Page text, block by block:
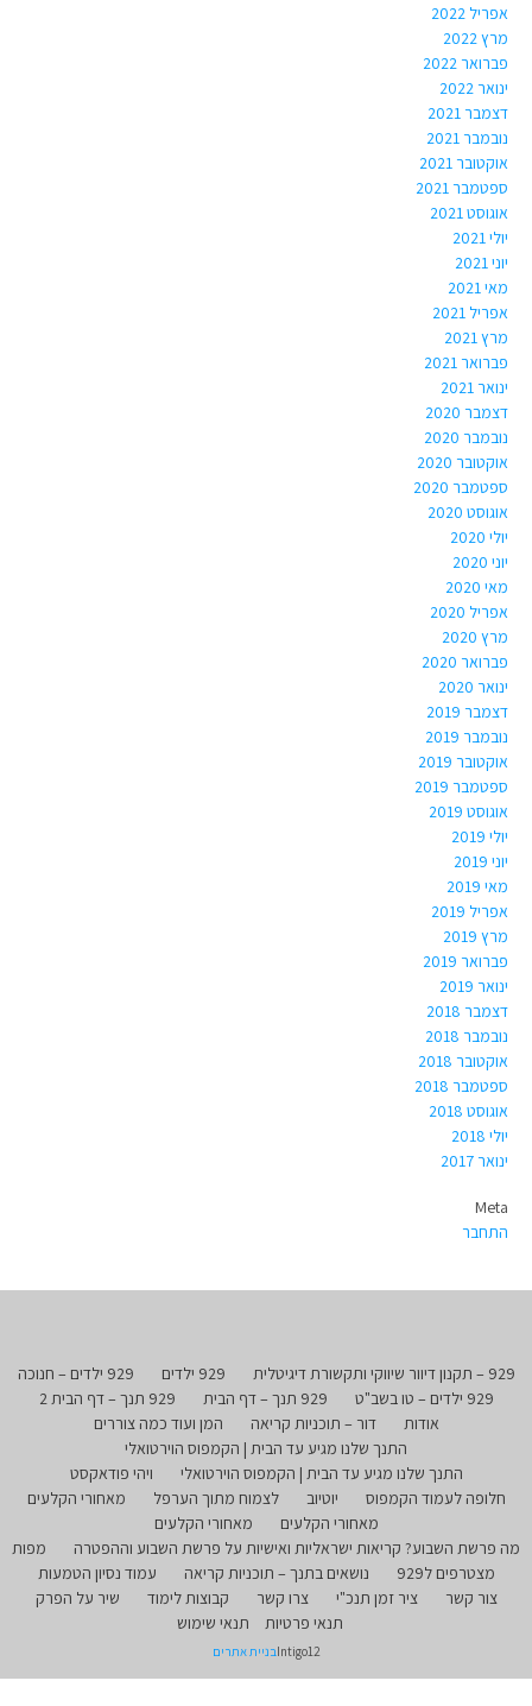
אפריל 2022
מרץ 2022
פברואר 2022
ינואר 2022
דצמבר 2021
נובמבר 2021
אוקטובר 2021
ספטמבר 2021
אוגוסט 2021
יולי 2021
יוני 2021
מאי 2021
אפריל 2021
מרץ 2021
פברואר 2021
ינואר 2021
דצמבר 2020
נובמבר 2020
אוקטובר 2020
ספטמבר 2020
אוגוסט 2020
יולי 2020
יוני 2020
מאי 2020
אפריל 2020
מרץ 2020
פברואר 2020
ינואר 2020
דצמבר 2019
נובמבר 2019
אוקטובר 2019
ספטמבר 2019
אוגוסט 2019
יולי 2019
יוני 2019
מאי 2019
אפריל 2019
מרץ 2019
פברואר 2019
ינואר 2019
דצמבר 2018
נובמבר 2018
אוקטובר 2018
ספטמבר 2018
אוגוסט 2018
יולי 2018
ינואר 2017
Meta
התחבר
929 – תקנון דיוור שיווקי ותקשורת דיגיטלית 929 ילדים
929 ילדים – חנוכה
929 ילדים – טו בשב"ט
929 תנך – דף הבית
929 תנך – דף הבית 2
אודות
דור – תוכניות קריאה
המן ועוד כמה צוררים
התנך שלנו מגיע עד הבית | הקמפוס הוירטואלי
התנך שלנו מגיע עד הבית | הקמפוס הוירטואלי
ויהי פודאקסט
חלופה לעמוד הקמפוס
יוטיוב לצמוח מתוך הערפל
מאחורי הקלעים
מאחורי הקלעים
מאחורי הקלעים
מה פרשת השבוע? קריאות ישראליות ואישיות על פרשת השבוע וההפטרה
מפות
מצטרפים ל929
נושאים בתנך – תוכניות קריאה
עמוד נסיון הטמעות
צור קשר
ציר זמן תנכ"י צרו קשר קבוצות לימוד
שיר על הפרק
תנאי פרטיות
תנאי שימוש
Intigo12בניית אתרים